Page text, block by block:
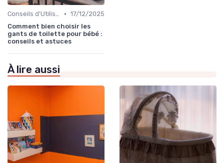
Conseils d'Utilisation Sécurisée • 17/12/2025
Comment bien choisir les
gants de toilette pour bébé :
conseils et astuces
À lire aussi